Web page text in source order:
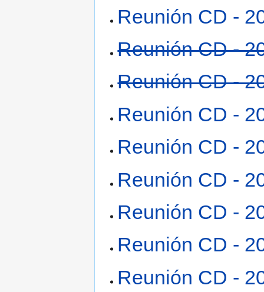
Reunión CD -
Reunión CD -
Reunión CD -
Reunión CD -
Reunión CD -
Reunión CD -
Reunión CD -
Reunión CD -
Reunión CD -